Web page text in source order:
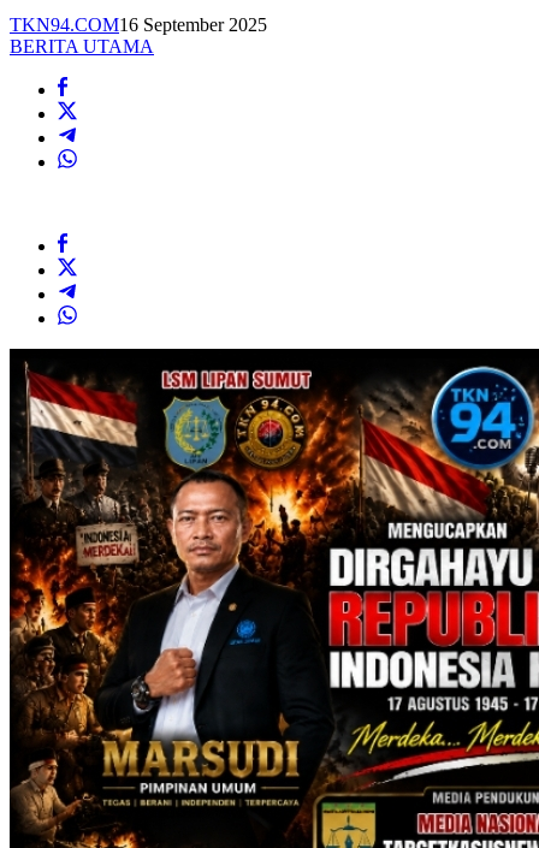
TKN94.COM16 September 2025
BERITA UTAMA